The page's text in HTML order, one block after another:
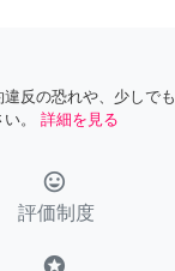
反の恐れや、少しでも
。
詳細を見る
tag_faces
評価制度
stars